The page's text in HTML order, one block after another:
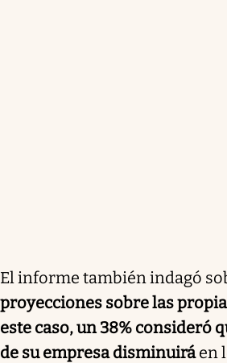
El informe también indagó
proyecciones sobre las
este caso, un 38% consideró
de su empresa disminuiráen